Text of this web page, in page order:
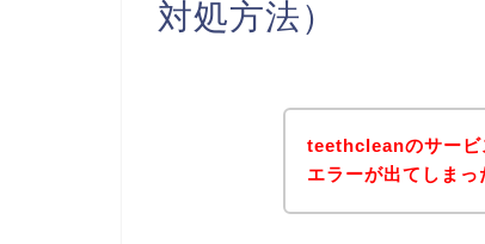
対処方法）
teethcleanのサービ
エラーが出てしまっ